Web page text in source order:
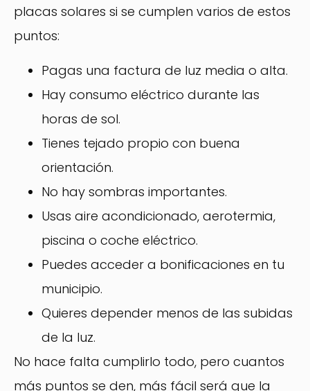
placas solares si se cumplen varios de estos
puntos:
Pagas una factura de luz media o alta.
Hay consumo eléctrico durante las
horas de sol.
Tienes tejado propio con buena
orientación.
No hay sombras importantes.
Usas aire acondicionado, aerotermia,
piscina o coche eléctrico.
Puedes acceder a bonificaciones en tu
municipio.
Quieres depender menos de las subidas
de la luz.
No hace falta cumplirlo todo, pero cuantos
más puntos se den, más fácil será que la